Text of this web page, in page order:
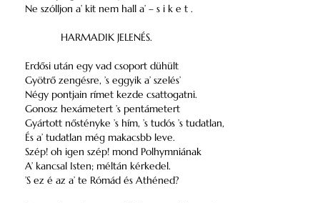
Ne szólljon a’ kit nem hall a’ – s i k e t .
HARMADIK JELENÉS.
Erdősi után egy vad csoport dühült
Gyötrő zengésre, ’s eggyik a’ szelés’
Négy pontjain rímet kezde csattogatni.
Gonosz hexámetert ’s pentámetert
Gyártott nőstényke ’s hím, ’s tudós ’s tudatlan,
És a’ tudatlan még makacsbb leve.
Szép! oh igen szép! mond Polhymniának
A’ kancsal Isten; méltán kérkedel.
’S ez é az a’ te Rómád és Athéned?